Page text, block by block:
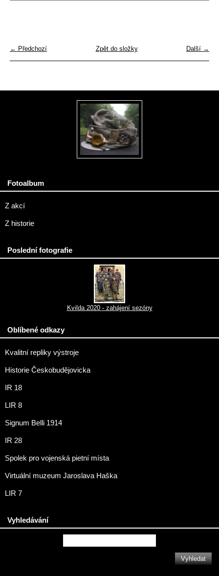
← Předchozí Další →
Zpět do složky
Fotoalbum
Z akcí
Z historie
Poslední fotografie
Kvilda 2020 - zahájení sezóny
Oblíbené odkazy
Kvalitní repliky výstroje
Historie Českobudějovicka
IR 18
LIR 8
Signum Belli 1914
IR 28
Spolek pro vojenská pietní místa
Virtuální muzeum Jaroslava Haška
LIR 7
Vyhledávání